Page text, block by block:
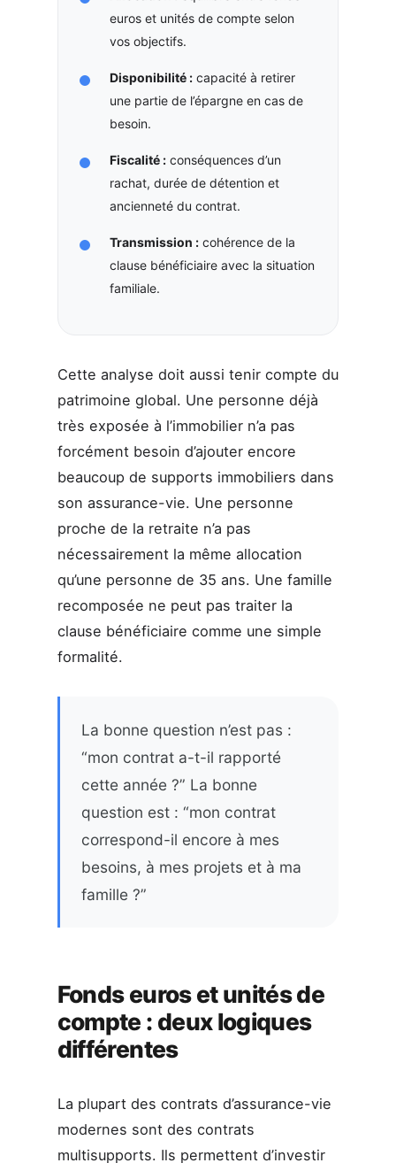
euros et unités de compte selon
vos objectifs.
Disponibilité :capacité à retirer
une partie de l’épargne en cas de
besoin.
Fiscalité :conséquences d’un
rachat, durée de détention et
ancienneté du contrat.
Transmission :cohérence de la
clause bénéficiaire avec la situation
familiale.
Cette analyse doit aussi tenir compte du
patrimoine global. Une personne déjà
très exposée à l’immobilier n’a pas
forcément besoin d’ajouter encore
beaucoup de supports immobiliers dans
son assurance-vie. Une personne
proche de la retraite n’a pas
nécessairement la même allocation
qu’une personne de 35 ans. Une famille
recomposée ne peut pas traiter la
clause bénéficiaire comme une simple
formalité.
La bonne question n’est pas :
“mon contrat a-t-il rapporté
cette année ?” La bonne
question est : “mon contrat
correspond-il encore à mes
besoins, à mes projets et à ma
famille ?”
Fonds euros et unités de
compte : deux logiques
différentes
La plupart des contrats d’assurance-vie
modernes sont des contrats
multisupports. Ils permettent d’investir